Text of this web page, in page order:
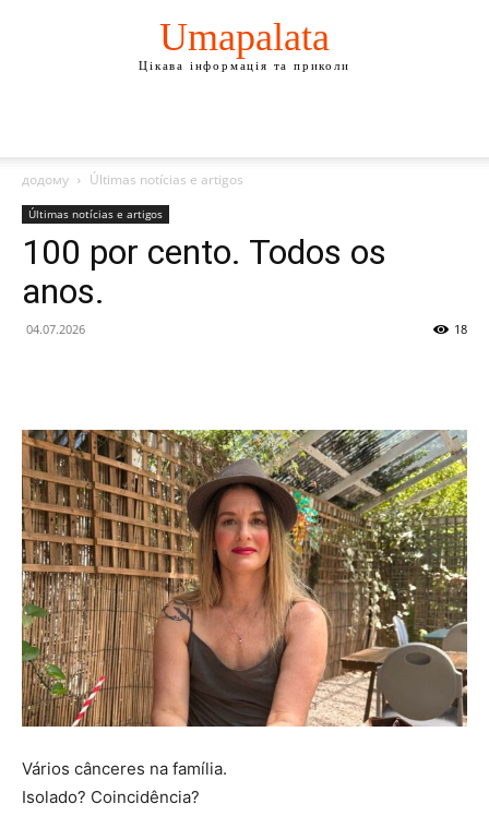
Umapalata
Цікава інформація та приколи
додому Últimas notícias e artigos
Últimas notícias e artigos
100 por cento. Todos os
anos.
04.07.2026 18
Vários cânceres na família.
Isolado? Coincidência?